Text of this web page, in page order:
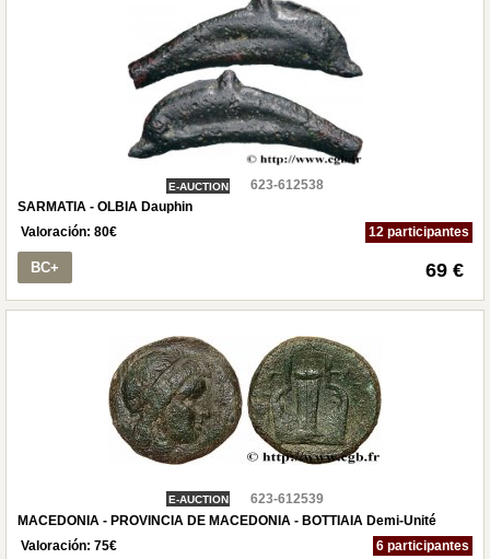
E-AUCTION
623-612538
SARMATIA - OLBIA Dauphin
Valoración: 80€ 12 participantes
BC+ 69 €
E-AUCTION
623-612539
MACEDONIA - PROVINCIA DE MACEDONIA - BOTTIAIA Demi-Unité
Valoración: 75€ 6 participantes